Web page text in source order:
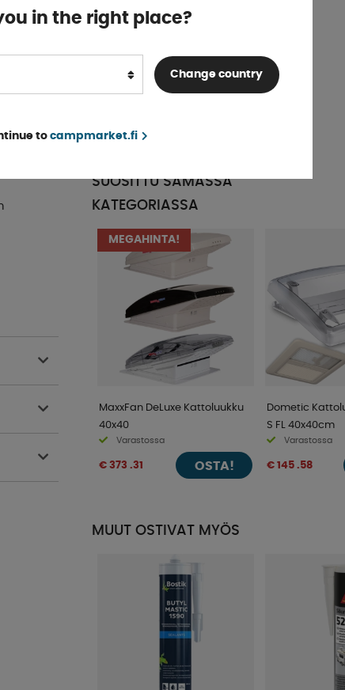
ja
Bostik 1590 Musta/Harmaa
Butyylitiivistemassa
Varastossa
SUOSITTU SAMASSA
KATEGORIASSA
MEGAHINTA!
MaxxFan DeLuxe Kattoluukku
40x40
Varastossa
€ 373 .31 OSTA!
Dometic
S FL 40x40cm
Varastossa
€ 145 .58
MUUT OSTIVAT MYÖS
in the right place?
Change country
to campmarket.fi